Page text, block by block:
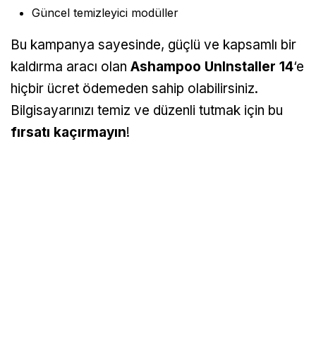
Güncel temizleyici modüller
Bu kampanya sayesinde, güçlü ve kapsamlı bir
kaldırma aracı olan Ashampoo UnInstaller 14‘e
hiçbir ücret ödemeden sahip olabilirsiniz.
Bilgisayarınızı temiz ve düzenli tutmak için bu
fırsatı kaçırmayın!